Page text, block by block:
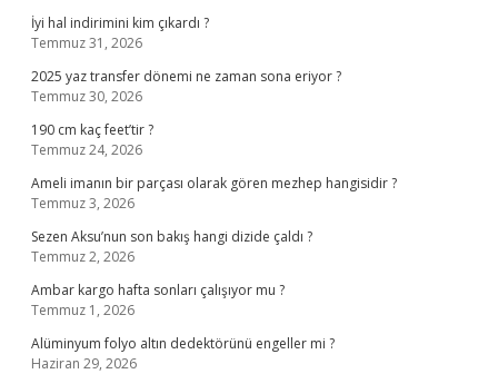
İyi hal indirimini kim çıkardı ?
Temmuz 31, 2026
2025 yaz transfer dönemi ne zaman sona eriyor ?
Temmuz 30, 2026
190 cm kaç feet’tir ?
Temmuz 24, 2026
Ameli imanın bir parçası olarak gören mezhep hangisidir ?
Temmuz 3, 2026
Sezen Aksu’nun son bakış hangi dizide çaldı ?
Temmuz 2, 2026
Ambar kargo hafta sonları çalışıyor mu ?
Temmuz 1, 2026
Alüminyum folyo altın dedektörünü engeller mi ?
Haziran 29, 2026